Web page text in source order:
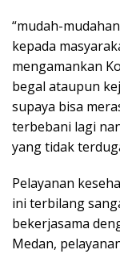
“mudah-
kepada
mengamankan
begal ataupun
supaya bisa
terbebani lagi
yang tidak
Pelayanan
ini terbilang
bekerjasama
Medan,